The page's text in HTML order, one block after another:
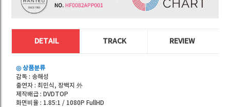
DETAIL TRACK REVIEW
◎ 상품분류
감독 : 송해성
출연자 : 최민식, 장백지 外
제작배급 : DVDTOP
화면비율 : 1.85:1 / 1080P FullHD